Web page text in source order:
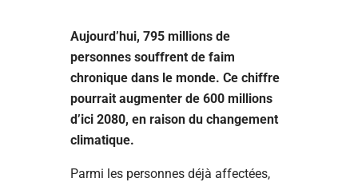
Aujourd’hui, 795 millions de
personnes souffrent de faim
chronique dans le monde. Ce chiffre
pourrait augmenter de 600 millions
d’ici 2080, en raison du changement
climatique.
Parmi les personnes déjà affectées,